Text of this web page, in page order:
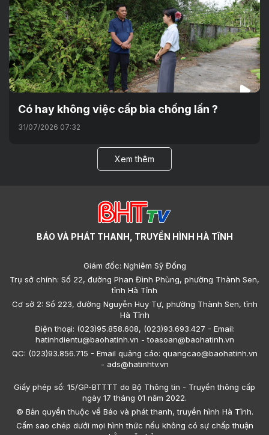
Có hay không việc cấp bìa chống lấn ?
31/07/2026 07:32
Xem thêm
BÁO VÀ PHÁT THANH, TRUYỀN HÌNH HÀ TĨNH
Giám đốc: Nghiêm Sỹ Đống
Trụ sở chính: Số 22, đường Phan Đình Phùng, phường Thành Sen,
tỉnh Hà Tĩnh
Cơ sở 2: Số 223, đường Nguyễn Huy Tự, phường Thành Sen, tỉnh
Hà Tĩnh
Điện thoại: (023)95.858.608, (023)93.693.427 - Email:
hatinhdientu@baohatinh.vn - toasoan@baohatinh.vn
QC: (023)93.856.715 - Email quảng cáo: quangcao@baohatinh.vn
- ads@hatinhtv.vn
Giấy phép số: 15/GP-BTTTT do Bộ Thông tin - Truyền thông cấp
ngày 17 tháng 01 năm 2022.
© Bản quyền thuộc về Báo và phát thanh, truyền hình Hà Tĩnh.
Cấm sao chép dưới mọi hình thức nếu không có sự chấp thuận